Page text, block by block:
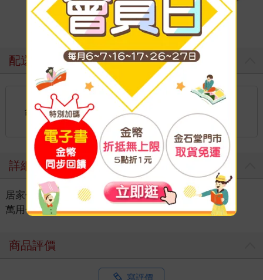
配送方式
台灣
國內宅配：本島、離島
到店取貨：
不限金額免運費
詳細資料
居家休閒 ＞ 流行包袋 ＞ 流行女包 ＞
萬用包/功能收納包
商品評價
寫評價